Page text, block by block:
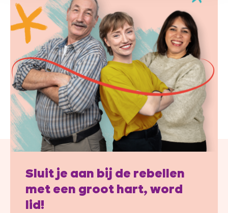
Sluit je aan bij de rebellen
met een groot hart, word
lid!